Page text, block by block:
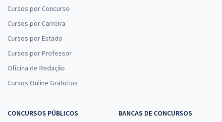
Cursos por Concurso
Cursos por Carreira
Cursos por Estado
Cursos por Professor
Oficina de Redação
Cursos Online Gratuitos
CONCURSOS PÚBLICOS
BANCAS DE CONCURSOS